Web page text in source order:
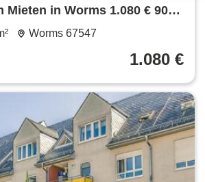
Mieten in Worms 1.080 € 90
Worms 67547
1.080 €